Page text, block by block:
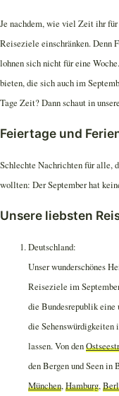
Je nachdem, wie viel Zeit ihr
Reiseziele einschränken. Denn
lohnen sich nicht für eine
bieten, die sich auch im
Tage Zeit? Dann schaut in
Feiertage und
Schlechte Nachrichten für alle,
wollten: Der September hat
Unsere liebsten
Deutschland:
Unser wunderschönes
Reiseziele im
die Bundesrepublik
die Sehenswürdigkeiten
lassen. Von den
den Bergen und Seen in
München,Hamburg,